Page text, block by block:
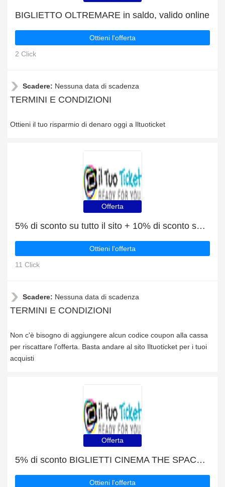
BIGLIETTO OLTREMARE in saldo, valido online
Ottieni l'offerta
2 Click
Scadere: Nessuna data di scadenza
TERMINI E CONDIZIONI
Ottieni il tuo risparmio di denaro oggi a Iltuoticket
Offerta
5% di sconto su tutto il sito + 10% di sconto sui BIGLIETTI CINEMA THE SPACE PER FILM 2D E 3D
Ottieni l'offerta
11 Click
Scadere: Nessuna data di scadenza
TERMINI E CONDIZIONI
Non c'è bisogno di aggiungere alcun codice coupon alla cassa
per riscattare l'offerta. Basta andare al sito Iltuoticket per i tuoi
acquisti
Offerta
5% di sconto BIGLIETTI CINEMA THE SPACE MILANO + 5% di promozione
Ottieni l'offerta